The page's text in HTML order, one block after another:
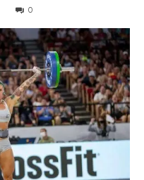
0